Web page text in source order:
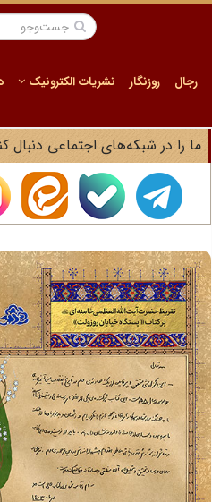
رجال روزنگار نشریات الکترونیک
ما را در شبکه‌های اجتماعی دنبال